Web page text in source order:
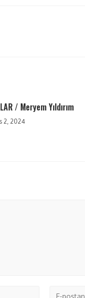
/ Meryem Yıldırım
2, 2024